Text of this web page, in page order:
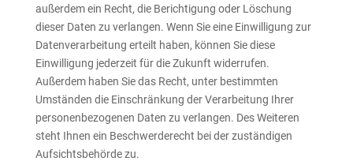
außerdem ein Recht, die Berichtigung oder Löschung
dieser Daten zu verlangen. Wenn Sie eine Einwilligung zur
Datenverarbeitung erteilt haben, können Sie diese
Einwilligung jederzeit für die Zukunft widerrufen.
Außerdem haben Sie das Recht, unter bestimmten
Umständen die Einschränkung der Verarbeitung Ihrer
personenbezogenen Daten zu verlangen. Des Weiteren
steht Ihnen ein Beschwerderecht bei der zuständigen
Aufsichtsbehörde zu.